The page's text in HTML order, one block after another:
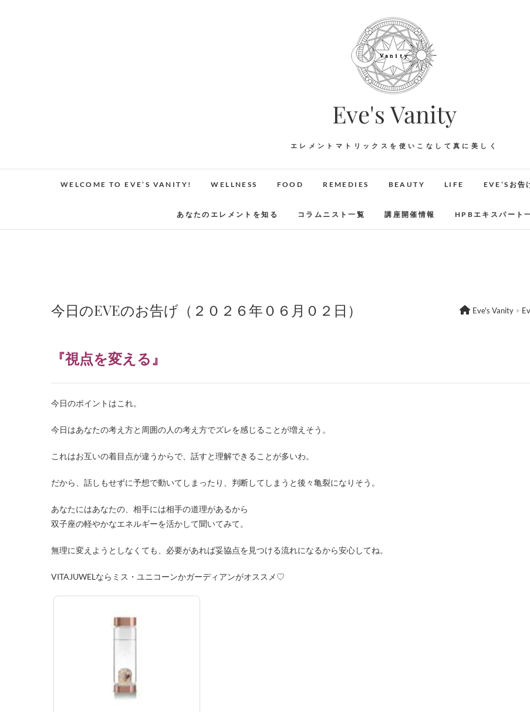
Eve's Vanity
エレメントマトリックスを使いこなして真に美しく
WELCOME TO EVE’S VANITY! WELLNESS FOOD REMEDIES BEAUTY LIFE EVE’Sお告
あなたのエレメントを知る コラムニスト一覧 講座開催情報 HPBエキスパート
今日のEVEのお告げ（２０２６年０６月０２日） Eve's Vanity >
『視点を変える』
今日のポイントはこれ。
今日はあなたの考え方と周囲の人の考え方でズレを感じることが増えそう。
これはお互いの着目点が違うからで、話すと理解できることが多いわ。
だから、話しもせずに予想で動いてしまったり、判断してしまうと後々亀裂になりそう。
あなたにはあなたの、相手には相手の道理があるから
双子座の軽やかなエネルギーを活かして聞いてみて。
無理に変えようとしなくても、必要があれば妥協点を見つける流れになるから安心してね。
VITAJUWELならミス・ユニコーンかガーディアンがオススメ♡